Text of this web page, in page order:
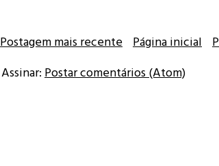
Postagem mais recente Página inicial
Assinar: Postar comentários (Atom)